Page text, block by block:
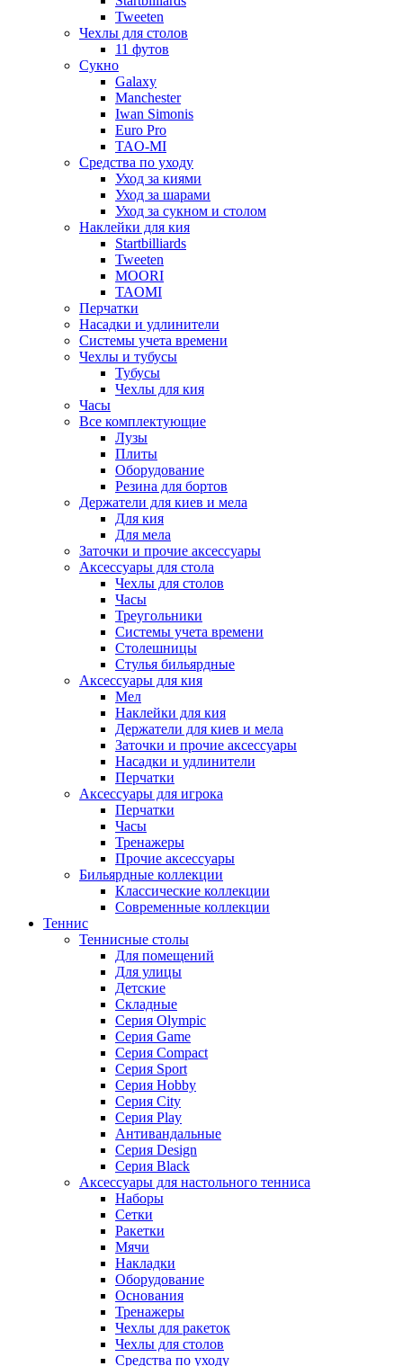
Tweeten
Чехлы для столов
11 футов
Сукно
Galaxy
Manchester
Iwan Simonis
Euro Pro
TAO-MI
Средства по уходу
Уход за киями
Уход за шарами
Уход за сукном и столом
Наклейки для кия
Startbilliards
Tweeten
MOORI
TAOMI
Перчатки
Насадки и удлинители
Системы учета времени
Чехлы и тубусы
Тубусы
Чехлы для кия
Часы
Все комплектующие
Лузы
Плиты
Оборудование
Резина для бортов
Держатели для киев и мела
Для кия
Для мела
Заточки и прочие аксессуары
Аксессуары для стола
Чехлы для столов
Часы
Треугольники
Системы учета времени
Столешницы
Стулья бильярдные
Аксессуары для кия
Мел
Наклейки для кия
Держатели для киев и мела
Заточки и прочие аксессуары
Насадки и удлинители
Перчатки
Аксессуары для игрока
Перчатки
Часы
Тренажеры
Прочие аксессуары
Бильярдные коллекции
Классические коллекции
Современные коллекции
Теннис
Теннисные столы
Для помещений
Для улицы
Детские
Складные
Серия Olympic
Серия Game
Серия Compact
Серия Sport
Серия Hobby
Серия City
Серия Play
Антивандальные
Серия Design
Серия Black
Аксессуары для настольного тенниса
Наборы
Сетки
Ракетки
Мячи
Накладки
Оборудование
Основания
Тренажеры
Чехлы для ракеток
Чехлы для столов
Средства по уходу